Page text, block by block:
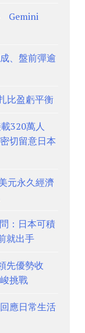
Gemini
、盤前彈逾
比盈虧平衡
320萬人
切留意日本
元永久經濟
：日本可積
就出手
先優勢收
挑戰
應日常生活